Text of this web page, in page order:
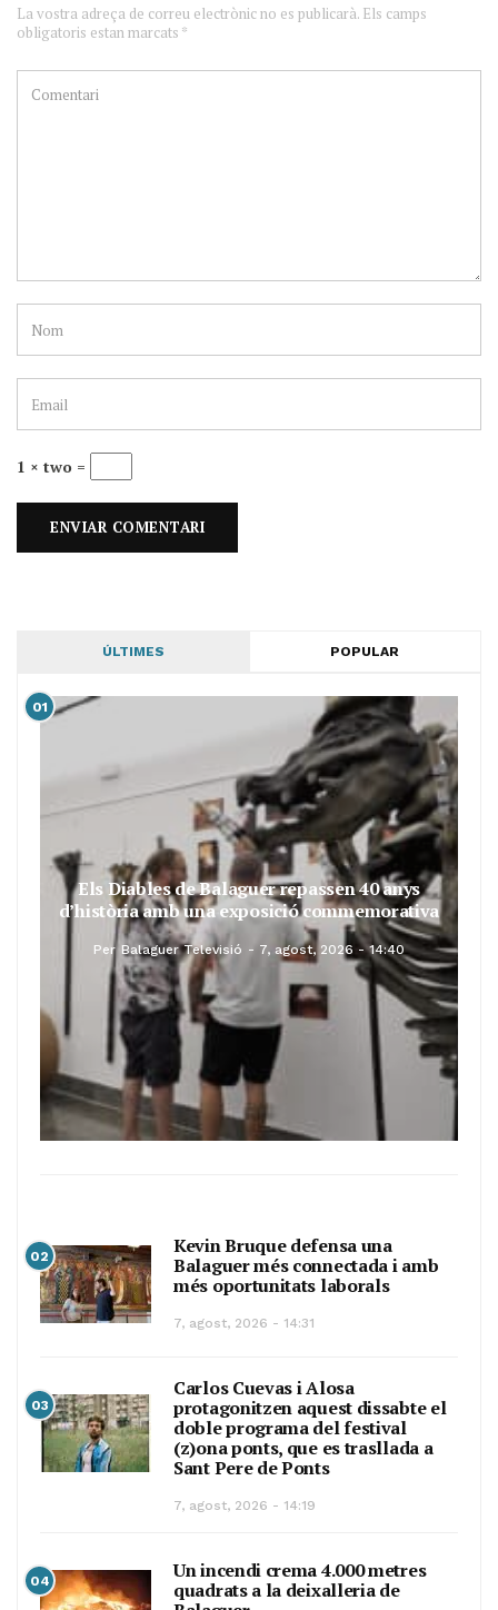
La vostra adreça de correu electrònic no es publicarà. Els camps
obligatoris estan marcats *
1 × two =
ÚLTIMES POPULAR
01
Els Diables de Balaguer repassen 40 anys
d’història amb una exposició commemorativa
Per Balaguer Televisió 7, agost, 2026 - 14:40
02
Kevin Bruque defensa una
Balaguer més connectada i amb
més oportunitats laborals
7, agost, 2026 - 14:31
03
Carlos Cuevas i Alosa
protagonitzen aquest dissabte el
doble programa del festival
(z)ona ponts, que es trasllada a
Sant Pere de Ponts
7, agost, 2026 - 14:19
04
Un incendi crema 4.000 metres
quadrats a la deixalleria de